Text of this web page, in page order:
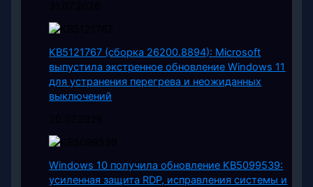
KB5121767 (сборка 26200.8894): Microsoft
выпустила экстренное обновление Windows 11
для устранения перегрева и неожиданных
выключений
Windows 10 получила обновление KB5099539:
усиленная защита RDP, исправления системы и